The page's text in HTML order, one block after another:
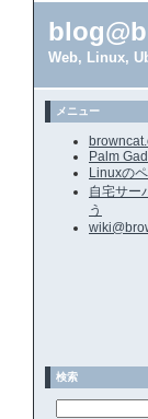
Web, Linux,
メニュー
Palm
Linuxの
自宅サー
う
検索